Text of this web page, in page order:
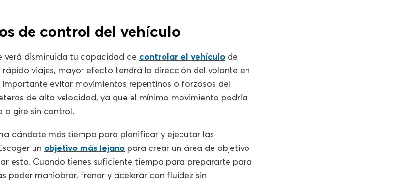
de control del vehículo
verá disminuida tu capacidad de controlar el vehículo de
viajes, mayor efecto tendrá la dirección del volante en
importante evitar movimientos repentinos o forzosos del
de alta velocidad, ya que el mínimo movimiento podría
o gire sin control.
dándote más tiempo para planificar y ejecutar las
un objetivo más lejano para crear un área de objetivo
esto. Cuando tienes suficiente tiempo para prepararte para
poder maniobrar, frenar y acelerar con fluidez sin